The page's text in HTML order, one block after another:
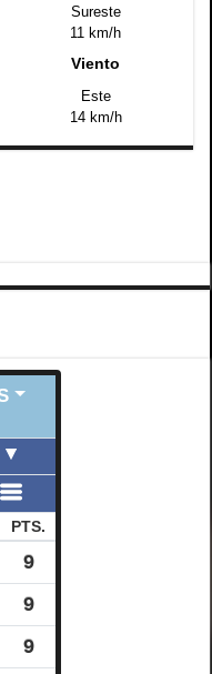
Sureste
11 km/h
Viento
Este
14 km/h